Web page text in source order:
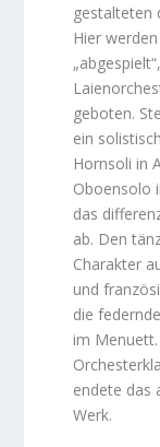
gestalteten
Hier
geboten.
ein
Hornsoli in
Oboensolo
das
ab. Den
Charakter
und
die
im
endete das
Werk.